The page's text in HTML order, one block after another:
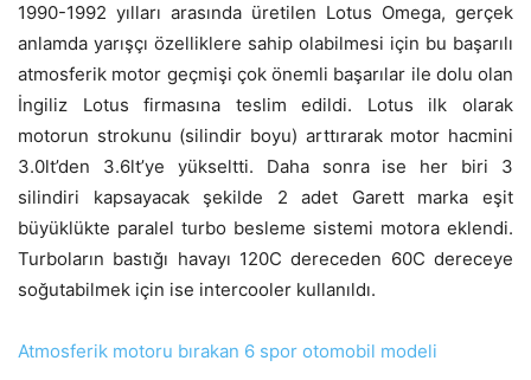
1990-1992 yılları arasında üretilen Lotus Omega, gerçek
anlamda yarışçı özelliklere sahip olabilmesi için bu başarılı
atmosferik motor geçmişi çok önemli başarılar ile dolu olan
İngiliz Lotus firmasına teslim edildi. Lotus ilk olarak
motorun strokunu (silindir boyu) arttırarak motor hacmini
3.0lt’den 3.6lt’ye yükseltti. Daha sonra ise her biri 3
silindiri kapsayacak şekilde 2 adet Garett marka eşit
büyüklükte paralel turbo besleme sistemi motora eklendi.
Turboların bastığı havayı 120C dereceden 60C dereceye
soğutabilmek için ise intercooler kullanıldı.
Atmosferik motoru bırakan 6 spor otomobil modeli